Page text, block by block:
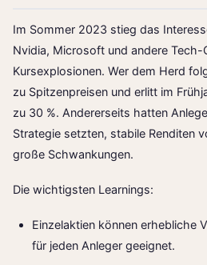
Im Sommer 2023 stieg das
Nvidia, Microsoft und andere Tech-
Kursexplosionen. Wer dem Herd
zu Spitzenpreisen und erlitt im
zu 30 %. Andererseits hatten
Strategie setzten, stabile Renditen
große Schwankungen.
Die wichtigsten Learnings:
Einzelaktien können erhebliche
für jeden Anleger geeignet.